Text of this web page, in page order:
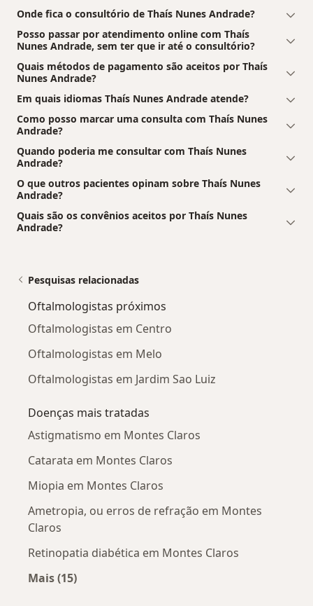
Onde fica o consultório de Thaís Nunes Andrade?
Posso passar por atendimento online com Thaís
Nunes Andrade, sem ter que ir até o consultório?
Quais métodos de pagamento são aceitos por Thaís
Nunes Andrade?
Em quais idiomas Thaís Nunes Andrade atende?
Como posso marcar uma consulta com Thaís Nunes
Andrade?
Quando poderia me consultar com Thaís Nunes
Andrade?
O que outros pacientes opinam sobre Thaís Nunes
Andrade?
Quais são os convênios aceitos por Thaís Nunes
Andrade?
Pesquisas relacionadas
Oftalmologistas próximos
Oftalmologistas em Centro
Oftalmologistas em Melo
Oftalmologistas em Jardim Sao Luiz
Doenças mais tratadas
Astigmatismo em Montes Claros
Catarata em Montes Claros
Miopia em Montes Claros
Ametropia, ou erros de refração em Montes
Claros
Retinopatia diabética em Montes Claros
Mais (15)